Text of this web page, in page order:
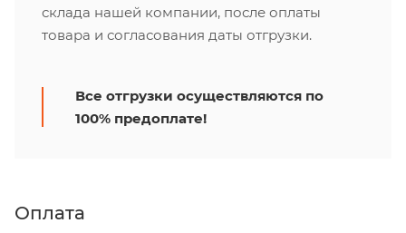
склада нашей компании, после оплаты
товара и согласования даты отгрузки.
Все отгрузки осуществляются по
100% предоплате!
Оплата